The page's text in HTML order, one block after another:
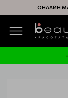
ОНЛАЙН